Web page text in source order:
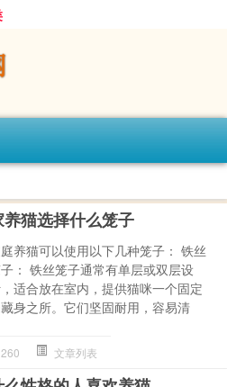
养猫选择什么笼子
养猫可以使用以下几种笼子： 铁丝
： 铁丝笼子通常有单层或双层设
适合放在室内，提供猫咪一个固定
身之所。它们坚固耐用，容易清
260 文章列表